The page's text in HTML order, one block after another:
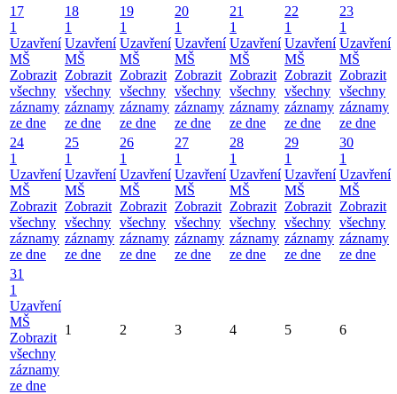
17
1
Uzavření
MŠ
Zobrazit
všechny
záznamy
ze dne
18
1
Uzavření
MŠ
Zobrazit
všechny
záznamy
ze dne
19
1
Uzavření
MŠ
Zobrazit
všechny
záznamy
ze dne
20
1
Uzavření
MŠ
Zobrazit
všechny
záznamy
ze dne
21
1
Uzavření
MŠ
Zobrazit
všechny
záznamy
ze dne
22
1
Uzavření
MŠ
Zobrazit
všechny
záznamy
ze dne
23
1
Uzavření
MŠ
Zobrazit
všechny
záznamy
ze dne
24
1
Uzavření
MŠ
Zobrazit
všechny
záznamy
ze dne
25
1
Uzavření
MŠ
Zobrazit
všechny
záznamy
ze dne
26
1
Uzavření
MŠ
Zobrazit
všechny
záznamy
ze dne
27
1
Uzavření
MŠ
Zobrazit
všechny
záznamy
ze dne
28
1
Uzavření
MŠ
Zobrazit
všechny
záznamy
ze dne
29
1
Uzavření
MŠ
Zobrazit
všechny
záznamy
ze dne
30
1
Uzavření
MŠ
Zobrazit
všechny
záznamy
ze dne
31
1
Uzavření
MŠ
Zobrazit
všechny
záznamy
ze dne
1 2 3 4 5 6